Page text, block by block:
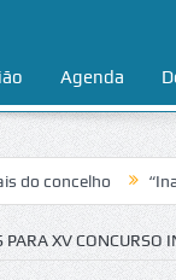
Agenda
“Inaceitável”.
PARA XV